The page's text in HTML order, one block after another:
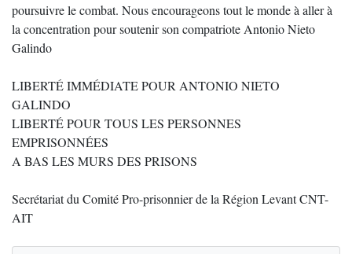
poursuivre le combat. Nous encourageons tout le monde à aller à
la concentration pour soutenir son compatriote Antonio Nieto
Galindo
LIBERTÉ IMMÉDIATE POUR ANTONIO NIETO
GALINDO
LIBERTÉ POUR TOUS LES PERSONNES
EMPRISONNÉES
A BAS LES MURS DES PRISONS
Secrétariat du Comité Pro-prisonnier de la Région Levant CNT-
AIT